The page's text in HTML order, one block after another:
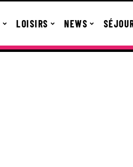
LOISIRS NEWS